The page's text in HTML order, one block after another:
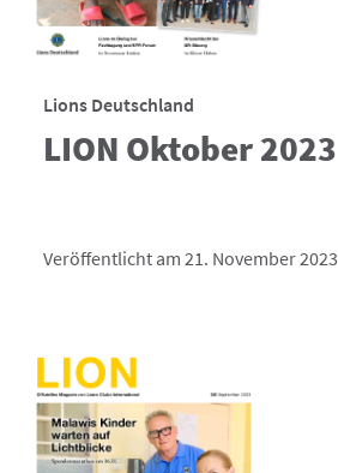
Lions Deutschland
LION Oktober 2023
Veröffentlicht am 21. November 2023